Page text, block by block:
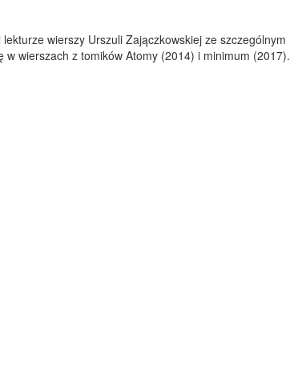
wierszy Urszuli Zajączkowskiej ze szczególnym
w wierszach z tomików Atomy (2014) i minimum (2017).